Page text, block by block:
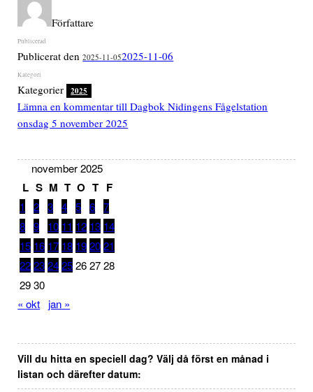
Författare
Publicerat den2025-11-052025-11-06
Kategorier 2025
Lämna en kommentar till Dagbok Nidingens Fågelstation
onsdag 5 november 2025
november 2025
L S M T O T F
1 2 3 4 5 6 7
8 9 10 11 12 13 14
15 16 17 18 19 20 21
22 23 24 25 26 27 28
29 30
« okt
jan »
Vill du hitta en speciell dag? Välj då först en månad i
listan och därefter datum: